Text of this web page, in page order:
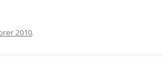
2010.